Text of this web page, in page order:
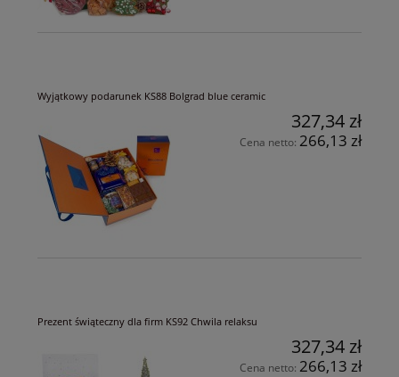
Wyjątkowy podarunek KS88 Bolgrad blue ceramic
327,34 zł
Cena netto: 266,13 zł
Prezent świąteczny dla firm KS92 Chwila relaksu
327,34 zł
Cena netto: 266,13 zł